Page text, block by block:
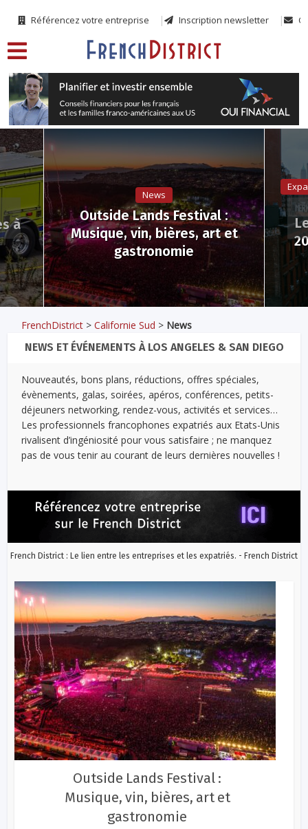
Référencez votre entreprise Inscription newsletter
à
News
Outside Lands Festival :
Musique, vin, bières, art et
gastronomie
FrenchDistrict >Californie Sud > News
NEWS ET ÉVÉNEMENTS À LOS ANGELES & SAN DIEGO
Nouveautés, bons plans, réductions, offres spéciales,
évènements, galas, soirées, apéros, conférences, petits-
déjeuners networking, rendez-vous, activités et services…
Les professionnels francophones expatriés aux Etats-Unis
rivalisent d’ingéniosité pour vous satisfaire ; ne manquez
pas de vous tenir au courant de leurs dernières nouvelles !
French District : Le lien entre les entreprises et les expatriés. - French District
Outside Lands Festival :
Musique, vin, bières, art et
gastronomie